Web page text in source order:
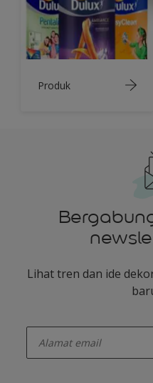
Produk
Lihat tren dan ide